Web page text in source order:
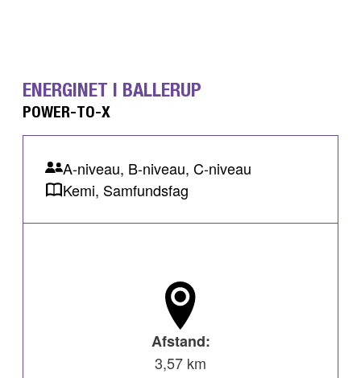
ENERGINET I BALLERUP
POWER-TO-X
A-niveau, B-niveau, C-niveau
Kemi, Samfundsfag
Afstand:
3,57 km